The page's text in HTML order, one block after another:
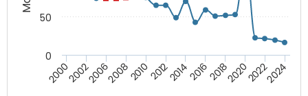
200020022006200820102012201420162018202020222024
0
50